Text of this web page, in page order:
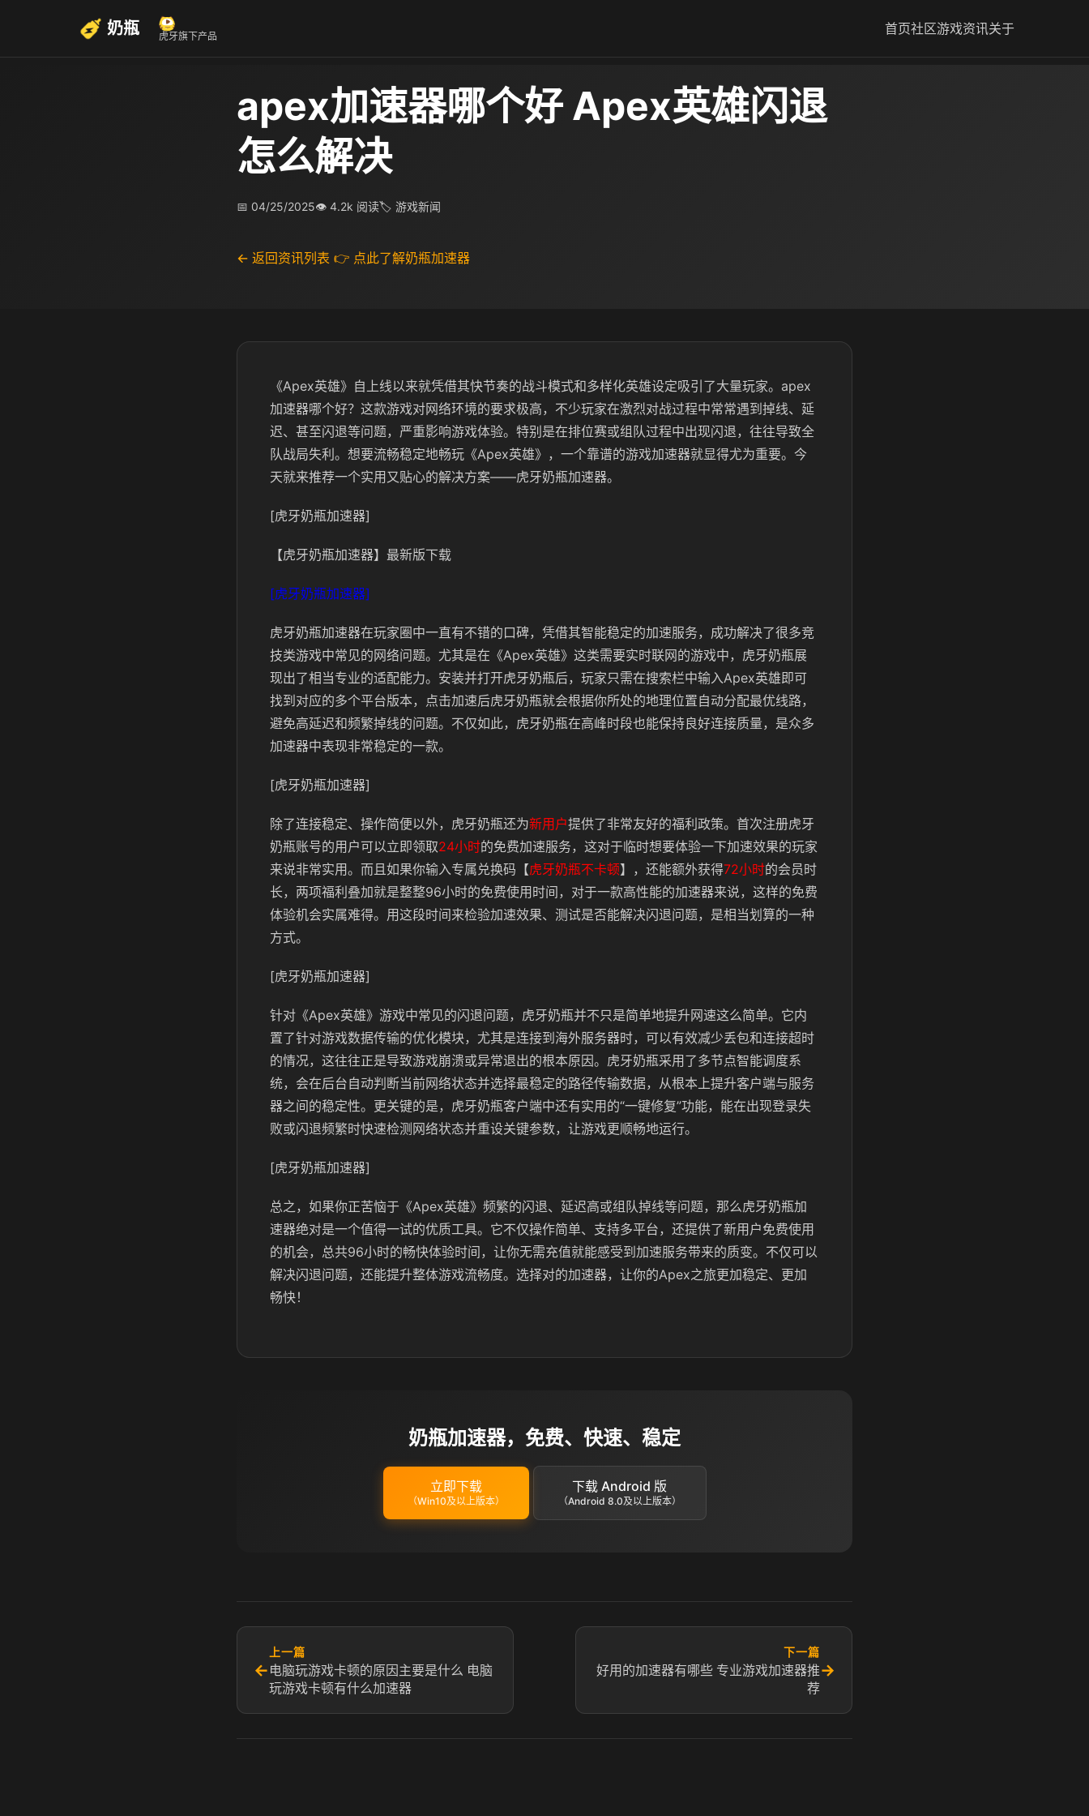
奶瓶 虎牙旗下产品 首页社区游戏资讯关于
apex加速器哪个好 Apex英雄闪退
怎么解决
📅 04/25/2025👁 4.2k 阅读🏷 游戏新闻
← 返回资讯列表 👉 点此了解奶瓶加速器
《Apex英雄》自上线以来就凭借其快节奏的战斗模式和多样化英雄设定吸引了大量玩家。apex
加速器哪个好？这款游戏对网络环境的要求极高，不少玩家在激烈对战过程中常常遇到掉线、延
迟、甚至闪退等问题，严重影响游戏体验。特别是在排位赛或组队过程中出现闪退，往往导致全
队战局失利。想要流畅稳定地畅玩《Apex英雄》，一个靠谱的游戏加速器就显得尤为重要。今
天就来推荐一个实用又贴心的解决方案——虎牙奶瓶加速器。
[虎牙奶瓶加速器]
【虎牙奶瓶加速器】最新版下载
[虎牙奶瓶加速器]
虎牙奶瓶加速器在玩家圈中一直有不错的口碑，凭借其智能稳定的加速服务，成功解决了很多竞
技类游戏中常见的网络问题。尤其是在《Apex英雄》这类需要实时联网的游戏中，虎牙奶瓶展
现出了相当专业的适配能力。安装并打开虎牙奶瓶后，玩家只需在搜索栏中输入Apex英雄即可
找到对应的多个平台版本，点击加速后虎牙奶瓶就会根据你所处的地理位置自动分配最优线路，
避免高延迟和频繁掉线的问题。不仅如此，虎牙奶瓶在高峰时段也能保持良好连接质量，是众多
加速器中表现非常稳定的一款。
[虎牙奶瓶加速器]
除了连接稳定、操作简便以外，虎牙奶瓶还为新用户提供了非常友好的福利政策。首次注册虎牙
奶瓶账号的用户可以立即领取24小时的免费加速服务，这对于临时想要体验一下加速效果的玩家
来说非常实用。而且如果你输入专属兑换码【虎牙奶瓶不卡顿】，还能额外获得72小时的会员时
长，两项福利叠加就是整整96小时的免费使用时间，对于一款高性能的加速器来说，这样的免费
体验机会实属难得。用这段时间来检验加速效果、测试是否能解决闪退问题，是相当划算的一种
方式。
[虎牙奶瓶加速器]
针对《Apex英雄》游戏中常见的闪退问题，虎牙奶瓶并不只是简单地提升网速这么简单。它内
置了针对游戏数据传输的优化模块，尤其是连接到海外服务器时，可以有效减少丢包和连接超时
的情况，这往往正是导致游戏崩溃或异常退出的根本原因。虎牙奶瓶采用了多节点智能调度系
统，会在后台自动判断当前网络状态并选择最稳定的路径传输数据，从根本上提升客户端与服务
器之间的稳定性。更关键的是，虎牙奶瓶客户端中还有实用的“一键修复”功能，能在出现登录失
败或闪退频繁时快速检测网络状态并重设关键参数，让游戏更顺畅地运行。
[虎牙奶瓶加速器]
总之，如果你正苦恼于《Apex英雄》频繁的闪退、延迟高或组队掉线等问题，那么虎牙奶瓶加
速器绝对是一个值得一试的优质工具。它不仅操作简单、支持多平台，还提供了新用户免费使用
的机会，总共96小时的畅快体验时间，让你无需充值就能感受到加速服务带来的质变。不仅可以
解决闪退问题，还能提升整体游戏流畅度。选择对的加速器，让你的Apex之旅更加稳定、更加
畅快！
奶瓶加速器，免费、快速、稳定
立即下载
（Win10及以上版本）
下载 Android 版
（Android 8.0及以上版本）
←
上一篇
电脑玩游戏卡顿的原因主要是什么 电脑
玩游戏卡顿有什么加速器
下一篇
好用的加速器有哪些 专业游戏加速器推
荐
→